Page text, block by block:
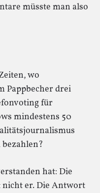
müsste man also
wo
Pappbecher drei
für
mindestens 50
bezahlen?
hat: Die
nicht er. Die Antwort